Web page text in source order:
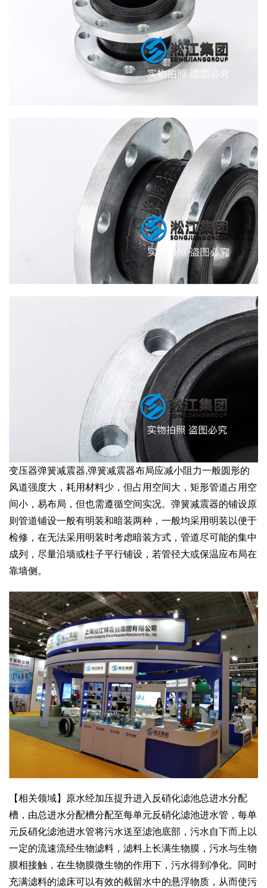
变压器弹簧减震器,弹簧减震器布局应减小阻力一般圆形的
风道强度大，耗用材料少，但占用空间大，矩形管道占用空
间小，易布局，但也需遵循空间实况。弹簧减震器的铺设原
则管道铺设一般有明装和暗装两种，一般均采用明装以便于
检修，在无法采用明装时考虑暗装方式，管道尽可能的集中
成列，尽量沿墙或柱子平行铺设，若管径大或保温应布局在
靠墙侧。
【相关领域】原水经加压提升进入反硝化滤池总进水分配
槽，由总进水分配槽分配至每单元反硝化滤池进水管，每单
元反硝化滤池进水管将污水送至滤池底部，污水自下而上以
一定的流速流经生物滤料，滤料上长满生物膜，污水与生物
膜相接触，在生物膜微生物的作用下，污水得到净化。同时
充满滤料的滤床可以有效的截留水中的悬浮物质，从而使污